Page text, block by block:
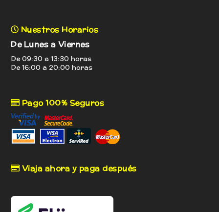
Nuestros Horarios
De Lunes a Viernes
De 09:30 a 13:30 horas
De 16:00 a 20:00 horas
Pago 100% Seguros
Viaja ahora y paga después